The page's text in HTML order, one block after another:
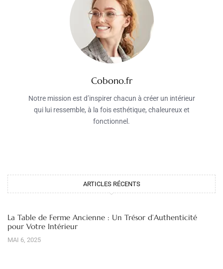
Cobono.fr
Notre mission est d’inspirer chacun à créer un intérieur
qui lui ressemble, à la fois esthétique, chaleureux et
fonctionnel.
ARTICLES RÉCENTS
La Table de Ferme Ancienne : Un Trésor d’Authenticité
pour Votre Intérieur
MAI 6, 2025